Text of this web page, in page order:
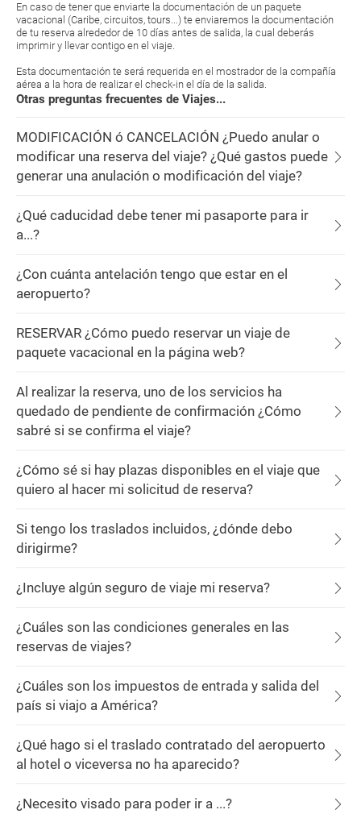
En caso de tener que enviarte la documentación de un paquete
vacacional (Caribe, circuitos, tours...) te enviaremos la documentación
de tu reserva alrededor de 10 días antes de salida, la cual deberás
imprimir y llevar contigo en el viaje.
Esta documentación te será requerida en el mostrador de la compañía
aérea a la hora de realizar el check-in el día de la salida.
Otras preguntas frecuentes de Viajes...
MODIFICACIÓN ó CANCELACIÓN ¿Puedo anular o
modificar una reserva del viaje? ¿Qué gastos puede
generar una anulación o modificación del viaje?
¿Qué caducidad debe tener mi pasaporte para ir
a...?
¿Con cuánta antelación tengo que estar en el
aeropuerto?
RESERVAR ¿Cómo puedo reservar un viaje de
paquete vacacional en la página web?
Al realizar la reserva, uno de los servicios ha
quedado de pendiente de confirmación ¿Cómo
sabré si se confirma el viaje?
¿Cómo sé si hay plazas disponibles en el viaje que
quiero al hacer mi solicitud de reserva?
Si tengo los traslados incluidos, ¿dónde debo
dirigirme?
¿Incluye algún seguro de viaje mi reserva?
¿Cuáles son las condiciones generales en las
reservas de viajes?
¿Cuáles son los impuestos de entrada y salida del
país si viajo a América?
¿Qué hago si el traslado contratado del aeropuerto
al hotel o viceversa no ha aparecido?
¿Necesito visado para poder ir a ...?